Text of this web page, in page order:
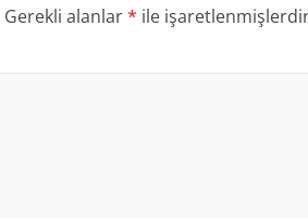
Gerekli alanlar* ile